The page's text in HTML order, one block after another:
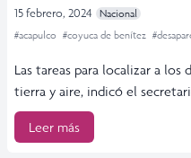
15 febrero, 2024
Nacional
#acapulco #coyuca de benítez
Las tareas para localizar a los
tierra y aire, indicó el
Leer más